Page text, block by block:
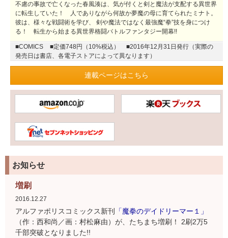
不慮の事故で亡くなった春風湊は、気が付くと剣と魔法が支配する異世界
に転生していた！ 人でありながら何故か夢魔の母に育てられたミナト。
彼は、様々な戦闘術を学び、 剣や魔法ではなく最強魔“拳”技を身につけ
る！ 転生から始まる異世界格闘バトルファンタジー開幕!!
■COMICS ■定価748円（10%税込）
■2016年12月31日発行（実際の
発売日は書店、各電子ストアによって異なります）
連載ページはこちら
お知らせ
増刷
2016.12.27
アルファポリスコミックス新刊
「魔拳のデイドリーマー１」
（作：西和尚／画：村松麻由）が、たちまち増刷！ 2刷2万5
千部突破となりました!!